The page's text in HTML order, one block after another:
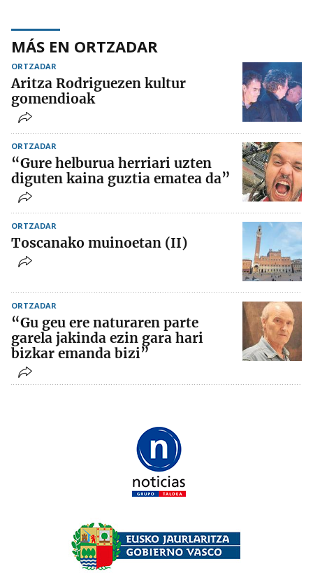
MÁS EN ORTZADAR
ORTZADAR
Aritza Rodriguezen kultur
gomendioak
ORTZADAR
“Gure helburua herriari uzten
diguten kaina guztia ematea da”
ORTZADAR
Toscanako muinoetan (II)
ORTZADAR
“Gu geu ere naturaren parte
garela jakinda ezin gara hari
bizkar emanda bizi”